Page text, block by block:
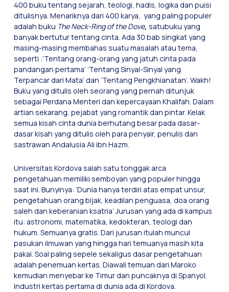
400 buku tentang sejarah, teologi, hadis, logika dan puisi
ditulisnya. Menariknya dari 400 karya, yang paling populer
adalah buku The Neck-Ring of the Dove, satubuku yang
banyak bertutur tentang cinta. Ada 30 bab singkat yang
masing-masing membahas suatu masalah atau tema,
seperti :’Tentang orang-orang yang jatuh cinta pada
pandangan pertama’ ’Tentang Sinyal-Sinyal yang
Terpancar dari Mata’ dan ’Tentang Pengkhianatan’. Wakh!
Buku yang ditulis oleh seorang yang pernah ditunjuk
sebagai Perdana Menteri dan kepercayaan Khalifah. Dalam
artian sekarang, pejabat yang romantik dan pintar. Kelak
semua kisah cinta dunia berhutang besar pada dasar-
dasar kisah yang ditulis oleh para penyair, penulis dan
sastrawan Andalusia Ali ibn Hazm.
Universitas Kordova salah satu tonggak arca
pengetahuan memiliki semboyan yang populer hingga
saat ini. Bunyinya: ’Dunia hanya terdiri atas empat unsur,
pengetahuan orang bijak, keadilan penguasa, doa orang
saleh dan keberanian ksatria’ Jurusan yang ada di kampus
itu: astronomi, matematika, kedokteran, teologi dan
hukum. Semuanya gratis. Dari jurusan itulah muncul
pasukan ilmuwan yang hingga hari temuanya masih kita
pakai. Soal paling sepele sekaligus dasar pengetahuan
adalah penemuan kertas. Diawali temuan dari Maroko
kemudian menyebar ke Timur dan puncaknya di Spanyol.
Industri kertas pertama di dunia ada di Kordova.